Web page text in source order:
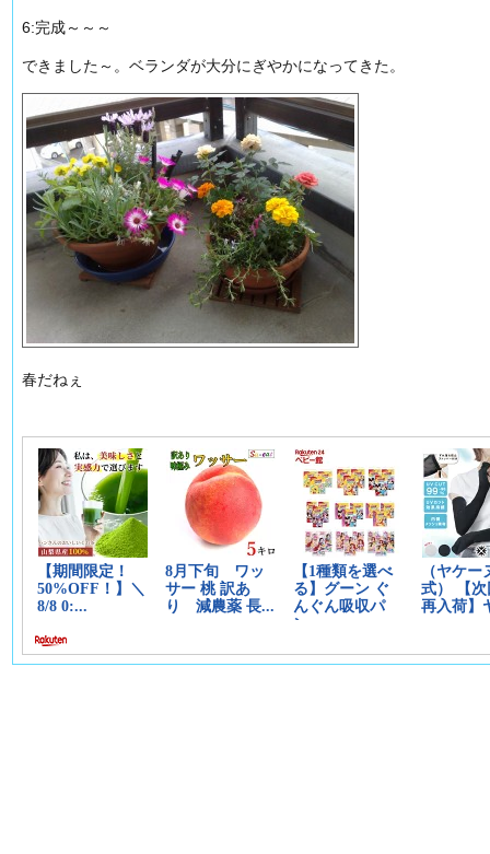
6:完成～～～
できました～。ベランダが大分にぎやかになってきた。
春だねぇ